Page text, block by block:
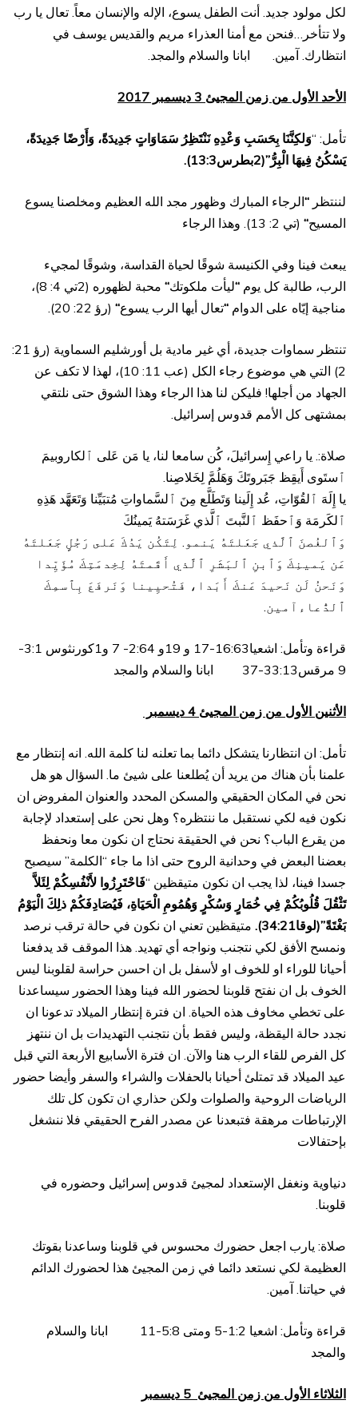
لكل مولود جديد. أنت الطفل يسوع، الإله والإنسان معاً. تعال يا رب
ولا تتأخر…فنحن مع أمنا العذراء مريم والقديس يوسف في
انتظارك. آمين. ابانا والسلام والمجد.
الأحد الأول من زمن المجيئ 3 ديسمبر 2017
تأمل: “وَلكِنَّنَا بِحَسَبِ وَعْدِهِ نَنْتَظِرُ سَمَاوَاتٍ جَدِيدَةً، وَأَرْضًا جَدِيدَةً،
يَسْكُنُ فِيهَا الْبِرُّ”(2بطرس13:3).
لننتظر “الرجاء المبارك وظهور مجد الله العظيم ومخلصنا يسوع
المسيح“ (تي 2: 13). وهذا الرجاء
يبعث فينا وفي الكنيسة شوقًا لحياة القداسة، وشوقًا لمجيء
الرب، طالبة كل يوم “ليأت ملكوتك“
محبة لظهوره (2تي 4: 8)،
مناجية إيّاه على الدوام “تعال أيها الرب يسوع“ (رؤ 22: 20).
تنتظر سماوات جديدة، أي غير مادية بل أورشليم السماوية (رؤ 21:
2) التي هي موضوع رجاء الكل (عب 11: 10)، لهذا لا تكف عن
الجهاد من أجلها! فليكن لنا هذا الرجاء وهذا الشوق حتى نلتقي
بمشتهى كل الأمم قدوس إسرائيل.
صلاة:. يا راعي إِسرائيلَ، كُن سامعا لنا، يا مَن عَلى ٱلكاروبيمَ
ٱستَوى أَيقِظ جَبَروتَكَ وَهَلُمَّ لِخَلاصِنا.
يا إِلَهَ ٱلقُوّاتِ، عُد إِلَينا وَتَطَلَّع مِنَ ٱلسَّماواتِ مُتبَيِّنا وَتَعَهَّد هَذِهِ
ٱلكَرمَة وَٱحفَظ ٱلنَّبتَ ٱلَّذي غَرَسَتهُ يَمينُكَ
وَٱلغُصنَ ٱلَّذي جَعَلتَهُ يَنمو. لِتَكُن يَدُكَ عَلى رَجُلٍ جَعَلتَهُ
عَن يَمينِكَ وَٱبنِ ٱلبَشَرِ ٱلَّذي أَقَمتَهُ لِخِدمَتِكَ مُؤَيِّدا
وَنَحنُ لَن نَحيدَ عَنكَ أَبَدا، فَتُحيِينا وَنَرفَعَ بِٱسمِكَ
ٱلدُّعاءآمين.
قراءة وتأمل: اشعيا16:63-17 و 19و 2:64- 7 و1كورنثوس 3:1-
9 مرقس33:13-37 ابانا والسلام والمجد
الأثنين الأول من زمن المجيئ 4 ديسمبر
تأمل: ان انتظارنا يتشكل دائما بما تعلنه لنا كلمة الله. انه إنتظار مع
علمنا بأن هناك من يريد أن يُطلعنا على شيئ ما. السؤال هو هل
نحن في المكان الحقيقي والمسكن المحدد والعنوان المفروض ان
نكون فيه لكي نستقبل ما ننتظره؟ وهل نحن على إستعداد لإجابة
من يقرع الباب؟ نحن في الحقيقة نحتاج ان نكون معا ونحفظ
بعضنا البعض في وحدانية الروح حتى اذا ما جاء “الكلمة” سيصبح
جسدا فينا، لذا يجب ان نكون متيقظين “فَاحْتَرِزُوا لأَنْفُسِكُمْ لِئَلاَّ
تَثْقُلَ قُلُوبُكُمْ فِي خُمَارٍ وَسُكْرٍ وَهُمُومِ الْحَيَاةِ، فَيُصَادِفَكُمْ ذلِكَ الْيَوْمُ
بَغْتَةً”(لوقا34:21).
متيقظين تعني ان نكون في حالة ترقب نرصد
ونمسح الأفق لكي نتجنب ونواجه أي تهديد. هذا الموقف قد يدفعنا
أحيانا للوراء او للخوف او لأسفل بل ان احسن حراسة لقلوبنا ليس
الخوف بل ان نفتح قلوبنا لحضور الله فينا وهذا الحضور سيساعدنا
على تخطي مخاوف هذه الحياة. ان فترة إنتظار الميلاد تدعونا ان
نجدد حالة اليقظة، وليس فقط بأن نتجنب التهديدات بل ان ننتهز
كل الفرص للقاء الرب هنا والآن. ان فترة الأسابيع الأربعة التي قبل
عيد الميلاد قد تمتلئ أحيانا بالحفلات والشراء والسفر وأيضا حضور
الرياضات الروحية والصلوات ولكن حذاري ان تكون كل تلك
الإرتباطات مرهقة فتبعدنا عن مصدر الفرح الحقيقي فلا ننشغل
بإحتفالات
دنياوية ونغفل الإستعداد لمجيئ قدوس إسرائيل وحضوره في
قلوبنا.
صلاة: يارب اجعل حضورك محسوس في قلوبنا وساعدنا بقوتك
العظيمة لكي نستعد دائما في زمن المجيئ هذا لحضورك الدائم
في حياتنا. آمين.
قراءة وتأمل: اشعيا 1:2-5 ومتى 5:8-11 ابانا والسلام
والمجد
الثلاثاء الأول من زمن المجيئ 5 ديسمبر